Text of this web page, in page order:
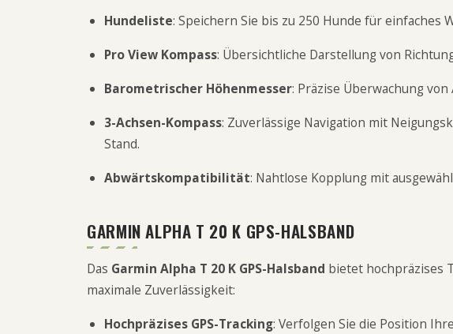
Hundeliste: Speichern Sie bis zu 250 Hunde für einfaches
Pro View Kompass: Übersichtliche Darstellung von
Barometrischer Höhenmesser: Präzise Überwachung
3-Achsen-Kompass: Zuverlässige Navigation mit
Stand.
Abwärtskompatibilität: Nahtlose Kopplung mit
GARMIN ALPHA T 20 K GPS-HALSBAND
Das Garmin Alpha T 20 K GPS-Halsband bietet hochpräzises
maximale Zuverlässigkeit:
Hochpräzises GPS-Tracking: Verfolgen Sie die Position